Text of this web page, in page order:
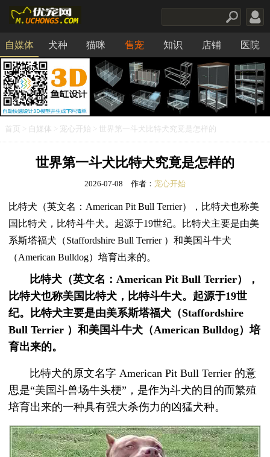
自媒体 犬种 猫咪 售宠 知识 店铺 医院
食品
首页 自媒体 宠心开始 > 世界第一斗犬比特犬究竟是怎样的
世界第一斗犬比特犬究竟是怎样的
2026-07-08 作者： 宠心开始
比特犬（英文名：American Pit Bull Terrier），比特犬也称美
国比特犬，比特斗牛犬。起源于19世纪。比特犬主要是由美
系斯塔福犬（Staffordshire Bull Terrier ）和美国斗牛犬
（American Bulldog）培育出来的。
比特犬（英文名：American Pit Bull Terrier），
比特犬也称美国比特犬，比特斗牛犬。起源于19世
纪。比特犬主要是由美系斯塔福犬（Staffordshire
Bull Terrier ）和美国斗牛犬（American Bulldog）培
育出来的。
比特犬的原文名字 American Pit Bull Terrier 的意
思是“美国斗兽场牛头梗”，是作为斗犬的目的而繁殖
培育出来的一种具有强大杀伤力的凶猛犬种。